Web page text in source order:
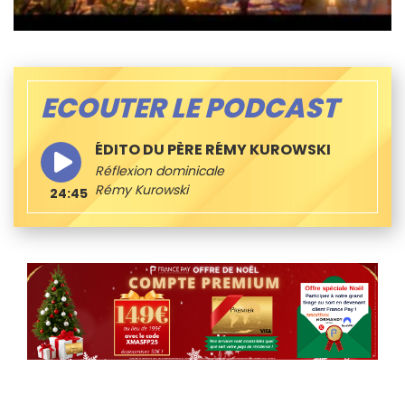
ECOUTER LE PODCAST
ÉDITO DU PÈRE RÉMY KUROWSKI
Réflexion dominicale
Rémy Kurowski
24:45